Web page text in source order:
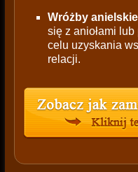
Wróżby
się z aniołami
celu uzyskania
relacji.